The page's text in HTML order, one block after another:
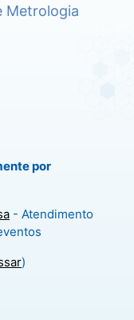
Metrologia
por
- Atendimento
)